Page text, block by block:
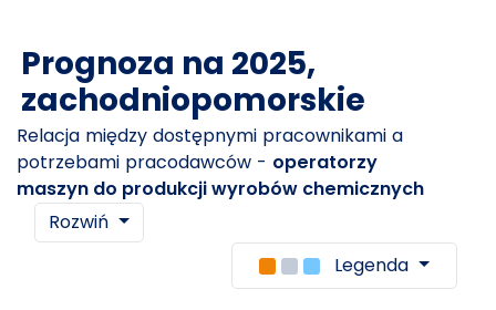
Prognoza na 2025,
zachodniopomorskie
Relacja między dostępnymi pracownikami a
potrzebami pracodawców - operatorzy
maszyn do produkcji wyrobów chemicznych
Rozwiń
Legenda